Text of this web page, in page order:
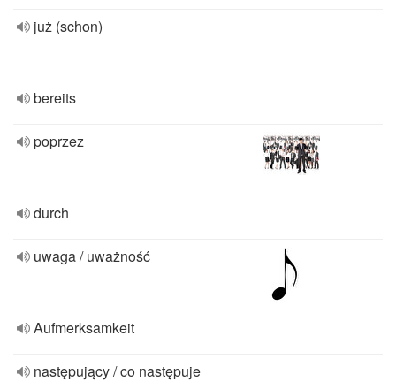
już (schon)
bereits
poprzez
durch
uwaga / uważność
Aufmerksamkeit
następujący / co następuje